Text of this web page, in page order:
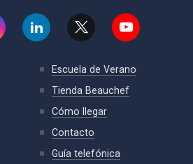
Escuela de Verano
Tienda Beauchef
Cómo llegar
Contacto
Guía telefónica